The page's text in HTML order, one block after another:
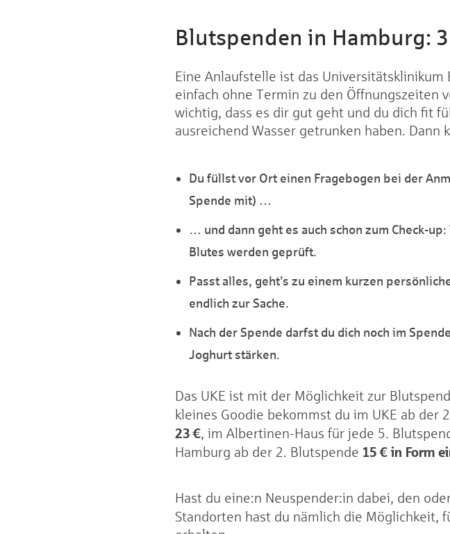
Blutspenden in Hamburg:
Eine Anlaufstelle ist das
einfach ohne Termin zu den Öffnungszeiten
wichtig, dass es dir gut geht und du dich fit
ausreichend Wasser getrunken haben. Dann
Du füllst vor Ort einen Fragebogen bei der
Spende mit) …
… und dann geht es auch schon zum Check-
Blutes werden geprüft.
Passt alles, geht’s zu einem kurzen
endlich zur Sache.
Nach der Spende darfst du dich noch im
Joghurt stärken.
Das UKE ist mit der Möglichkeit zur
kleines Goodie bekommst du im UKE ab der
23 €, im Albertinen-Haus für jede 5.
Hamburg ab der 2. Blutspende 15 € in Form
Hast du eine:n Neuspender:in dabei, den
Standorten hast du nämlich die Möglichkeit,